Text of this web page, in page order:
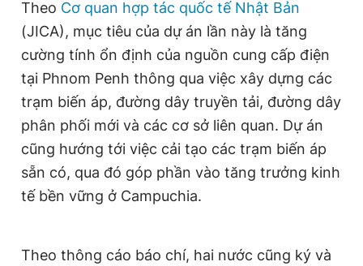
Giấy phép xuất bản số 110/GP - BTTTT cấp ngày 24.3.2020
© 2003-2026 Bản quyền thuộc về Báo Thanh Niên. Cấm sao
chép dưới mọi hình thức nếu không có sự chấp thuận bằng văn
bản. Phát triển bởi ePi Technologies, JSC.
Theo Cơ quan hợp tác quốc tế Nhật Bản
(JICA), mục tiêu của dự án lần này là tăng
cường tính ổn định của nguồn cung cấp điện
tại Phnom Penh thông qua việc xây dựng các
trạm biến áp, đường dây truyền tải, đường dây
phân phối mới và các cơ sở liên quan. Dự án
cũng hướng tới việc cải tạo các trạm biến áp
sẵn có, qua đó góp phần vào tăng trưởng kinh
tế bền vững ở Campuchia.
Theo thông cáo báo chí, hai nước cũng ký và